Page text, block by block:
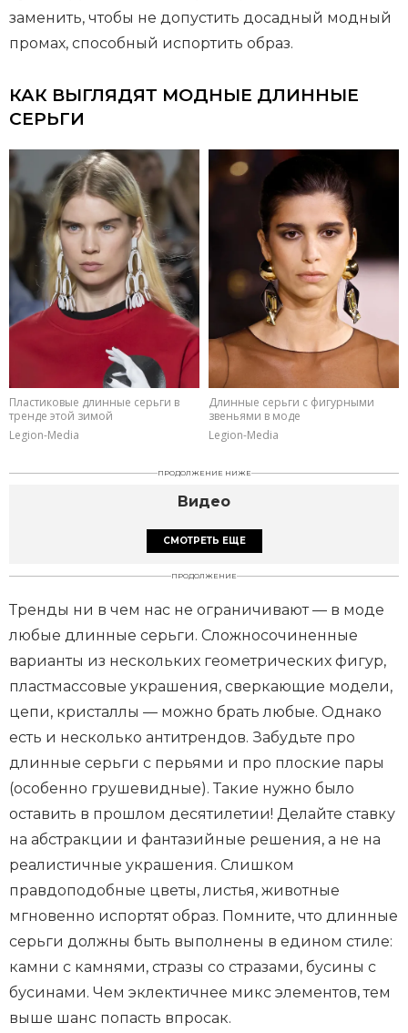
заменить, чтобы не допустить досадный модный
промах, способный испортить образ.
КАК ВЫГЛЯДЯТ МОДНЫЕ ДЛИННЫЕ
СЕРЬГИ
Пластиковые длинные серьги в
тренде этой зимой
Legion-Media
Длинные серьги с фигурными
звеньями в моде
Legion-Media
ПРОДОЛЖЕНИЕ НИЖЕ
Видео
СМОТРЕТЬ ЕЩЕ
ПРОДОЛЖЕНИЕ
Тренды ни в чем нас не ограничивают — в моде
любые длинные серьги. Сложносочиненные
варианты из нескольких геометрических фигур,
пластмассовые украшения, сверкающие модели,
цепи, кристаллы — можно брать любые. Однако
есть и несколько антитрендов. Забудьте про
длинные серьги с перьями и про плоские пары
(особенно грушевидные). Такие нужно было
оставить в прошлом десятилетии! Делайте ставку
на абстракции и фантазийные решения, а не на
реалистичные украшения. Слишком
правдоподобные цветы, листья, животные
мгновенно испортят образ. Помните, что длинные
серьги должны быть выполнены в едином стиле:
камни с камнями, стразы со стразами, бусины с
бусинами. Чем эклектичнее микс элементов, тем
выше шанс попасть впросак.